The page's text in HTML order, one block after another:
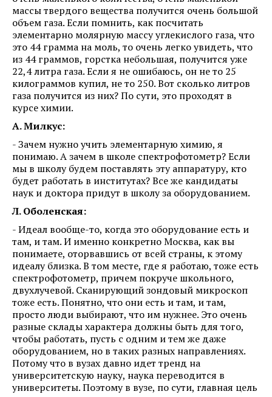
массы твердого вещества получится очень большой
объем газа. Если помнить, как посчитать
элементарно молярную массу углекислого газа, что
это 44 грамма на моль, то очень легко увидеть, что
из 44 граммов, горстка небольшая, получится уже
22,4 литра газа. Если я не ошибаюсь, он не то 25
килограммов купил, не то 250. Вот сколько литров
газа получится из них? По сути, это проходят в
курсе химии.
А. Милкус:
- Зачем нужно учить элементарную химию, я
понимаю. А зачем в школе спектрофотометр? Если
мы в школу будем поставлять эту аппаратуру, кто
будет работать в институтах? Все же кандидаты
наук и доктора придут в школу за оборудованием.
Л. Оболенская:
- Идеал вообще-то, когда это оборудование есть и
там, и там. И именно конкретно Москва, как вы
понимаете, оторвавшись от всей страны, к этому
идеалу близка. В том месте, где я работаю, тоже есть
спектрофотометр, причем покруче школьного,
двухлучевой. Сканирующий зондовый микроскоп
тоже есть. Понятно, что они есть и там, и там,
просто люди выбирают, что им нужнее. Это очень
разные склады характера должны быть для того,
чтобы работать, пусть с одним и тем же даже
оборудованием, но в таких разных направлениях.
Потому что в вузах давно идет тренд на
университетскую науку, наука переводится в
университеты. Поэтому в вузе, по сути, главная цель